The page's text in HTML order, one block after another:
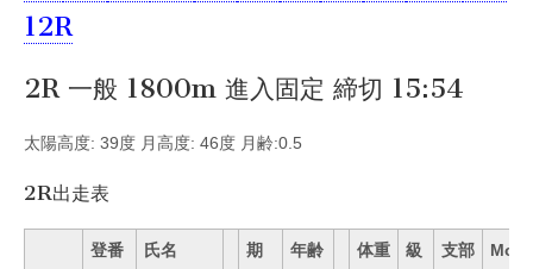
12R
2R 一般 1800m 進入固定 締切 15:54
太陽高度: 39度 月高度: 46度 月齢:0.5
2R出走表
登番 氏名 期 年齢 体重 級 支部 Mo